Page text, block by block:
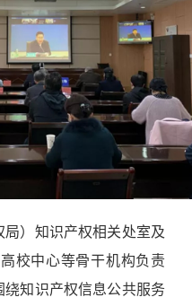
）知识产权相关处室及
校中心等骨干机构负责
知识产权信息公共服务